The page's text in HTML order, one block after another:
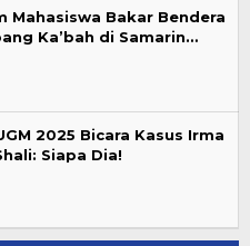
Mahasiswa Bakar Bendera
Ka’bah di Samarin…
2025 Bicara Kasus Irma
Siapa Dia!